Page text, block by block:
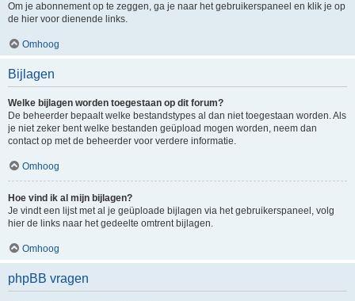
Om je abonnement op te zeggen, ga je naar het gebruikerspaneel en klik je op
de hier voor dienende links.
Omhoog
Bijlagen
Welke bijlagen worden toegestaan op dit forum?
De beheerder bepaalt welke bestandstypes al dan niet toegestaan worden. Als
je niet zeker bent welke bestanden geüpload mogen worden, neem dan
contact op met de beheerder voor verdere informatie.
Omhoog
Hoe vind ik al mijn bijlagen?
Je vindt een lijst met al je geüploade bijlagen via het gebruikerspaneel, volg
hier de links naar het gedeelte omtrent bijlagen.
Omhoog
phpBB vragen